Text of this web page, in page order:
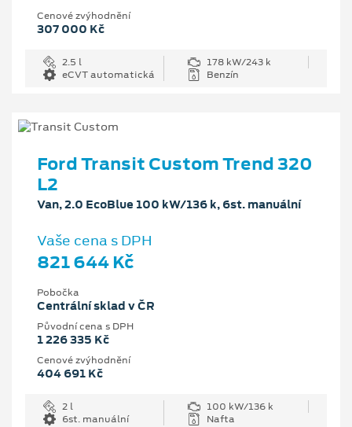
Cenové zvýhodnění
307 000 Kč
2.5 l
178 kW/243 k
eCVT automatická
Benzín
Ford Transit Custom Trend 320
L2
Van, 2.0 EcoBlue 100 kW/136 k, 6st. manuální
Vaše cena s DPH
821 644 Kč
Pobočka
Centrální sklad v ČR
Původní cena s DPH
1 226 335 Kč
Cenové zvýhodnění
404 691 Kč
2 l
100 kW/136 k
6st. manuální
Nafta